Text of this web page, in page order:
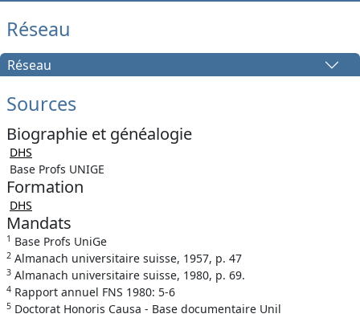
Réseau
Réseau
Sources
Biographie et généalogie
DHS
Base Profs UNIGE
Formation
DHS
Mandats
1 Base Profs UniGe
2 Almanach universitaire suisse, 1957, p. 47
3 Almanach universitaire suisse, 1980, p. 69.
4 Rapport annuel FNS 1980: 5-6
5 Doctorat Honoris Causa - Base documentaire Unil